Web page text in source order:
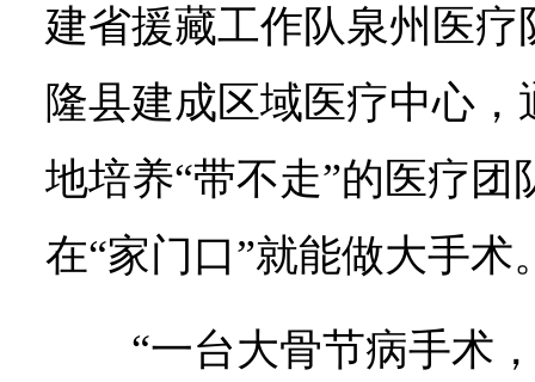
建省援藏工作队泉州医疗
隆县建成区域医疗中心，
地培养“带不走”的医疗团
在“家门口”就能做大手术
“一台大骨节病手术